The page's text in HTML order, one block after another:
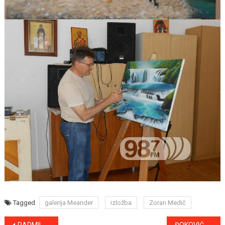
Tagged galerija Meander izložba Zoran Medič